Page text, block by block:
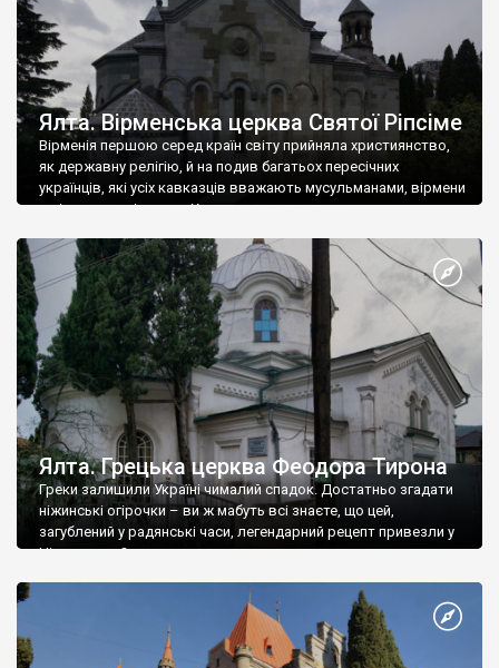
Ялта. Вірменська церква Святої Ріпсіме
Вірменія першою серед країн світу прийняла християнство,
як державну релігію, й на подив багатьох пересічних
українців, які усіх кавказців вважають мусульманами, вірмени
є відданими вірянами Христа
Ялта. Грецька церква Феодора Тирона
Греки залишили Україні чималий спадок. Достатньо згадати
ніжинські огірочки – ви ж мабуть всі знаєте, що цей,
загублений у радянські часи, легендарний рецепт привезли у
Ніжин греки?